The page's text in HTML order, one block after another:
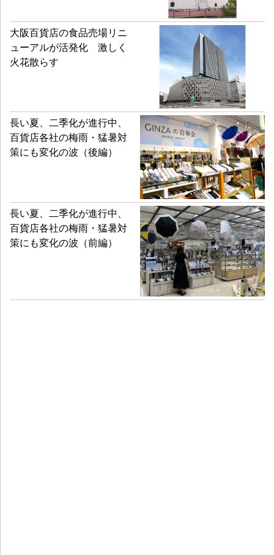
大阪百貨店の食品売場リニ
ューアルが活発化 激しく
火花散らす
長い夏、二季化が進行中、
百貨店各社の梅雨・猛暑対
策にも変化の波（後編）
長い夏、二季化が進行中、
百貨店各社の梅雨・猛暑対
策にも変化の波（前編）